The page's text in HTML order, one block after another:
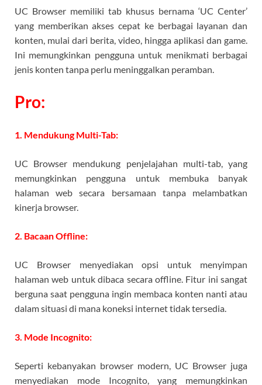
UC Browser memiliki tab khusus bernama ‘UC Center’
yang memberikan akses cepat ke berbagai layanan dan
konten, mulai dari berita, video, hingga aplikasi dan game.
Ini memungkinkan pengguna untuk menikmati berbagai
jenis konten tanpa perlu meninggalkan peramban.
Pro:
1. Mendukung Multi-Tab:
UC Browser mendukung penjelajahan multi-tab, yang
memungkinkan pengguna untuk membuka banyak
halaman web secara bersamaan tanpa melambatkan
kinerja browser.
2. Bacaan Offline:
UC Browser menyediakan opsi untuk menyimpan
halaman web untuk dibaca secara offline. Fitur ini sangat
berguna saat pengguna ingin membaca konten nanti atau
dalam situasi di mana koneksi internet tidak tersedia.
3. Mode Incognito:
Seperti kebanyakan browser modern, UC Browser juga
menyediakan mode Incognito, yang memungkinkan